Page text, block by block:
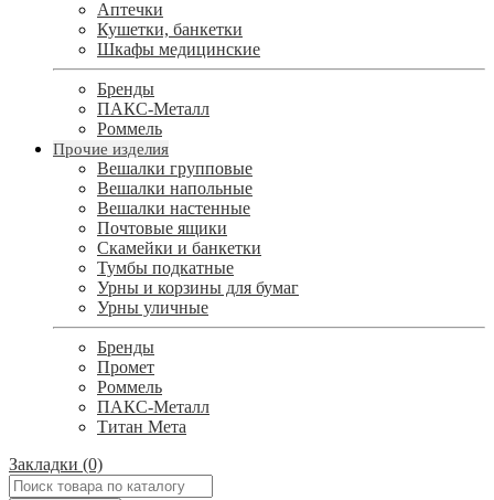
Аптечки
Кушетки, банкетки
Шкафы медицинские
Бренды
ПАКС-Металл
Роммель
Прочие изделия
Вешалки групповые
Вешалки напольные
Вешалки настенные
Почтовые ящики
Скамейки и банкетки
Тумбы подкатные
Урны и корзины для бумаг
Урны уличные
Бренды
Промет
Роммель
ПАКС-Металл
Титан Мета
Закладки (0)